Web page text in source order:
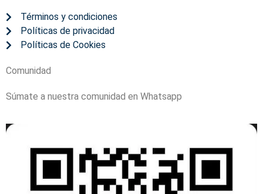
Términos y condiciones
Políticas de privacidad
Políticas de Cookies
Comunidad
Súmate a nuestra comunidad en Whatsapp